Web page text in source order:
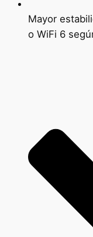
Mayor
o WiFi 6